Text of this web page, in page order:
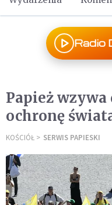
Radio
Papież
ochronę
KOŚCIÓŁ SERWIS PAPIESKI